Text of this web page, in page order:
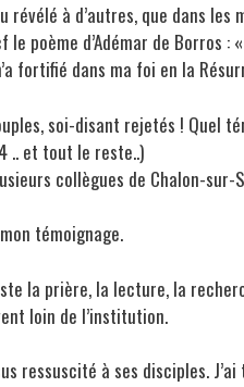
révélé à d’autres, que dans
le poème d’Adémar de Borros
fortifié dans ma foi en la
soi-disant rejetés ! Quel
.. et tout le reste..)
collègues de Chalon-sur-
témoignage.
la prière, la lecture, la
loin de l’institution.
ressuscité à ses disciples.